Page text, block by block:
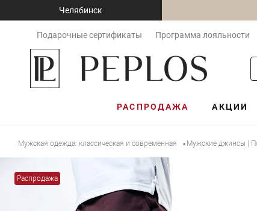
Челябинск
Подарочные сертификаты Программа лояльности
РАСПРОДАЖА АКЦИИ
Мужская одежда: классическая и современная • Мужские джинсы |
Распродажа